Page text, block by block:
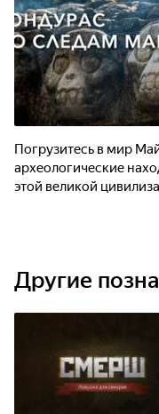
Погрузитесь в мир
археологические
этой великой
Другие